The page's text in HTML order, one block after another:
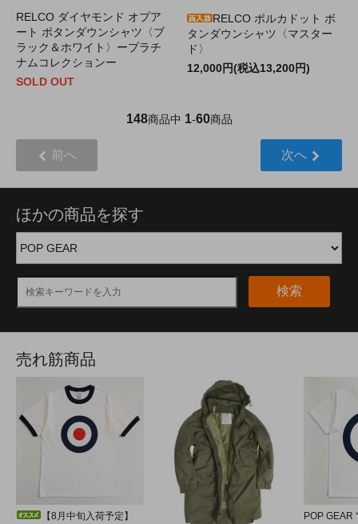
RELCO ダイヤモンド オプア
ート ボタンダウンシャツ〈ブ
ラック＆ホワイト〉ープラチ
ナムコレクションー
SOLD OUT
RELCO ポルカドット ボ
タンダウンシャツ〈マスター
ド〉
12,000円(税込13,200円)
148商品中 1-60商品
前へ 次へ
ほかの商品を探す
検索
売れ筋商品
【8月中旬入荷予定】
POP GEAR